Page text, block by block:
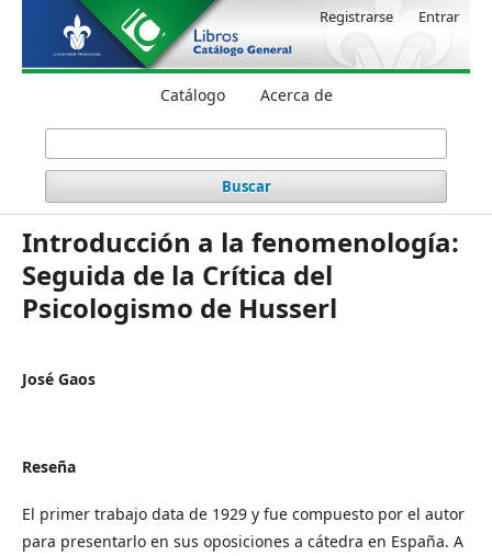
Catálogo Acerca de
Buscar
Registrarse Entrar
Introducción a la fenomenología:
Seguida de la Crítica del
Psicologismo de Husserl
José Gaos
Reseña
El primer trabajo data de 1929 y fue compuesto por el autor
para presentarlo en sus oposiciones a cátedra en España. A